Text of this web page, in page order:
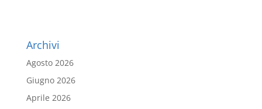
Archivi
Agosto 2026
Giugno 2026
Aprile 2026